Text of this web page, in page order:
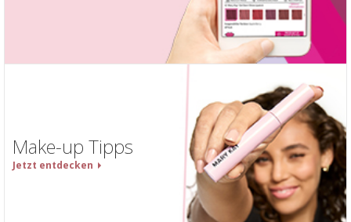
Make-up Tipps
Jetzt entdecken